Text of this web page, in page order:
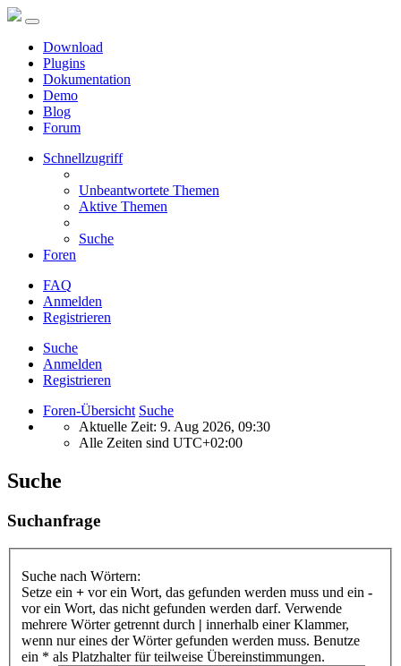
Download
Plugins
Dokumentation
Demo
Blog
Forum
Schnellzugriff
Unbeantwortete Themen
Aktive Themen
Suche
Foren
FAQ
Anmelden
Registrieren
Suche
Anmelden
Registrieren
Foren-Übersicht Suche
Aktuelle Zeit: 9. Aug 2026, 09:30
Alle Zeiten sind UTC+02:00
Suche
Suchanfrage
Suche nach Wörtern:
Setze ein + vor ein Wort, das gefunden werden muss und ein -
vor ein Wort, das nicht gefunden werden darf. Verwende
mehrere Wörter getrennt durch | innerhalb einer Klammer,
wenn nur eines der Wörter gefunden werden muss. Benutze
ein * als Platzhalter für teilweise Übereinstimmungen.